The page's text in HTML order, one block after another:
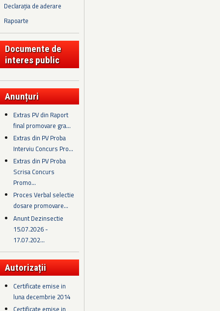
Declarația de aderare
Rapoarte
Documente de
interes public
Anunțuri
Extras PV din Raport
final promovare gra...
Extras din PV Proba
Interviu Concurs Pro...
Extras din PV Proba
Scrisa Concurs
Promo...
Proces Verbal selectie
dosare promovare...
Anunt Dezinsectie
15.07.2026 -
17.07.202...
Autorizații
Certificate emise in
luna decembrie 2014
Certificate emise in